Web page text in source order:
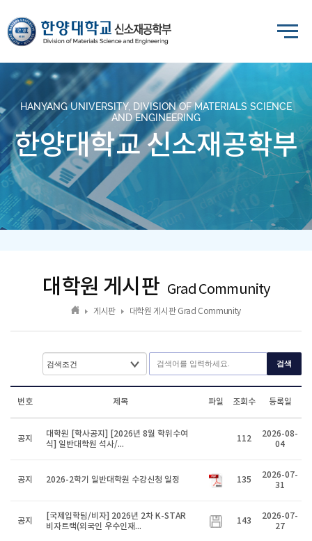
HANYANG UNIVERSITY, DIVISION OF MATERIALS SCIENCE
AND ENGINEERING
한양대학교 신소재공학부
대학원 게시판 Grad Community
게시판 대학원 게시판 Grad Community
검색
번호 제목 파일 조회수 등록일
공지
대학원 [학사공지] [2026년 8월 학위수여
식] 일반대학원 석사/...
112
2026-08-
04
공지 2026-2학기 일반대학원 수강신청 일정 135
2026-07-
31
공지
[국제입학팀/비자] 2026년 2차 K-STAR
비자트랙(외국인 우수인재...
143
2026-07-
27